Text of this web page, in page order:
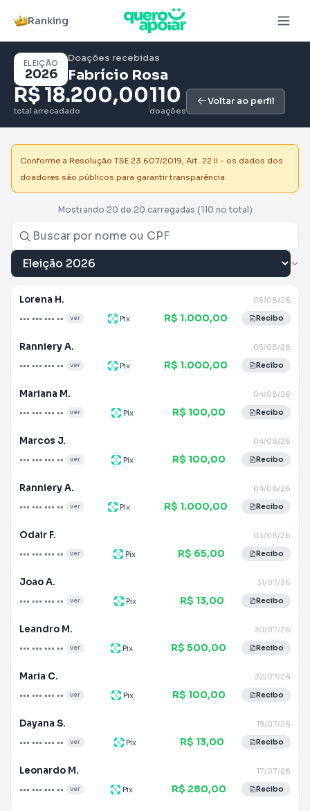
Ranking
ELEIÇÃO
2026
Doações recebidas
Fabrício Rosa
R$ 18.200,00
total arrecadado
110
doações
Voltar ao perfil
Conforme a Resolução TSE 23.607/2019, Art. 22 II - os dados dos
doadores são públicos para garantir transparência.
Mostrando 20 de 20 carregadas (110 no total)
Lorena H.
••• ••• ••• •• ver
05/08/26
Pix R$ 1.000,00 Recibo
Ranniery A.
••• ••• ••• •• ver
05/08/26
Pix R$ 1.000,00 Recibo
Mariana M.
••• ••• ••• •• ver
04/08/26
Pix R$ 100,00 Recibo
Marcos J.
••• ••• ••• •• ver
04/08/26
Pix R$ 100,00 Recibo
Ranniery A.
••• ••• ••• •• ver
04/08/26
Pix R$ 1.000,00 Recibo
Odair F.
••• ••• ••• •• ver
03/08/26
Pix R$ 65,00 Recibo
Joao A.
••• ••• ••• •• ver
31/07/26
Pix R$ 13,00 Recibo
Leandro M.
••• ••• ••• •• ver
30/07/26
Pix R$ 500,00 Recibo
Maria C.
••• ••• ••• •• ver
22/07/26
Pix R$ 100,00 Recibo
Dayana S.
••• ••• ••• •• ver
19/07/26
Pix R$ 13,00 Recibo
Leonardo M.
••• ••• ••• •• ver
17/07/26
Pix R$ 280,00 Recibo